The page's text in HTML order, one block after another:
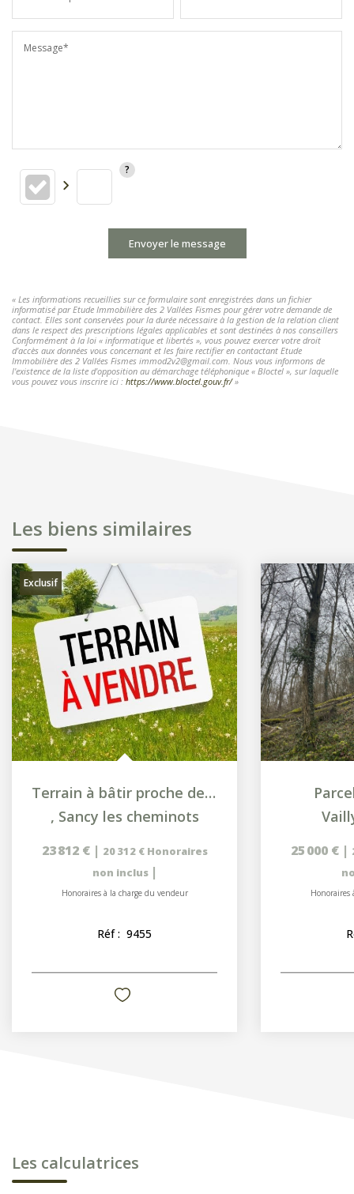
Message*
Envoyer le message
« Les informations recueillies sur ce formulaire sont enregistrées dans un fichier
informatisé par Etude Immobilière des 2 Vallées Fismes pour gérer votre demande de
contact. Elles sont conservées pour la durée nécessaire à la gestion de la relation client
dans le respect des prescriptions légales applicables et sont destinées à nos conseillers
Conformément à la loi « informatique et libertés », vous pouvez exercer votre droit
d'accès aux données vous concernant et les faire rectifier en contactant Etude
Immobilière des 2 Vallées Fismes immod2v2@gmail.com. Nous vous informons de
l'existence de la liste d'opposition au démarchage téléphonique « Bloctel », sur laquelle
vous pouvez vous inscrire ici : https://www.bloctel.gouv.fr/»
Les biens similaires
Exclusif
Terrain à bâtir proche de Vailly Sur Aisne.
, Sancy les cheminots
23 812 € | 20 312 € Honoraires
non inclus |
Honoraires à la charge du vendeur
Réf : 9455
25 000 € |
Honoraires
Les calculatrices